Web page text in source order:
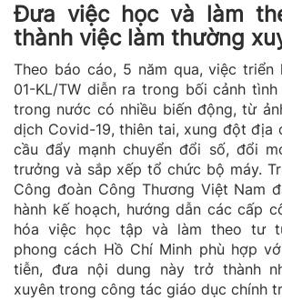
Đưa việc học và làm
thành việc làm thường
Theo báo cáo, 5 năm qua, việc triển
01-KL/TW diễn ra trong bối cảnh
trong nước có nhiều biến động, từ
dịch Covid-19, thiên tai, xung đột địa
cầu đẩy mạnh chuyển đổi số, đổi
trưởng và sắp xếp tổ chức bộ máy.
Công đoàn Công Thương Việt Nam
hành kế hoạch, hướng dẫn các cấp
hóa việc học tập và làm theo tư
phong cách Hồ Chí Minh phù hợp
tiễn, đưa nội dung này trở thành
xuyên trong công tác giáo dục chính